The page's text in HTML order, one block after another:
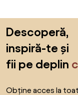
Descoperă,
inspiră-te și
fii pe deplin
Obține acces la